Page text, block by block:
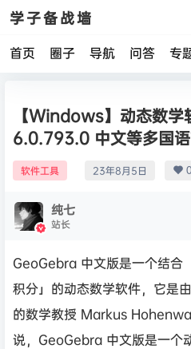
学子备战墙
首页 圈子 导航 问答 专
【Windows】动态数
6.0.793.0 中文等多国
软件工具 23年8月5日 0
纯七
站长
GeoGebra 中文版是一个结合
积分」的动态数学软件，它是
的数学教授 Markus
说，GeoGebra 中文版是一个